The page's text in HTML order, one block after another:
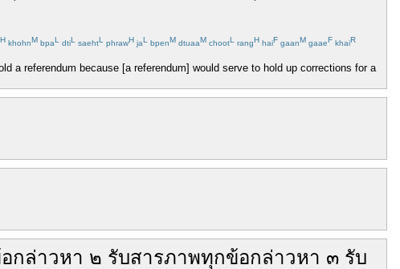
H khohnM bpaL dtiL saehtL phrawH jaL bpenM dtuaaM chootL rangH haiF gaanM gaaeF khaiR
a referendum because [a referendum] would serve to hold up corrections for a
กล่าวหา ๒ รับสารภาพทุกข้อกล่าวหา ๓ รับ